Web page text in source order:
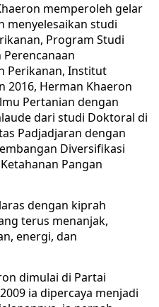
memperoleh gelar
menyelesaikan studi
Program Studi
Perencanaan
Perikanan, Institut
2016, Herman Khaeron
Pertanian dengan
dari studi Doktoral di
Padjadjaran dengan
Diversifikasi
Pangan
dengan kiprah
terus menanjak,
energi, dan
dimulai di Partai
ia dipercaya menjadi